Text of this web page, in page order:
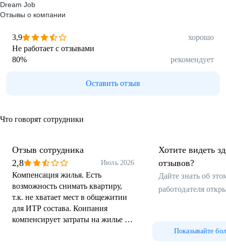
Dream Job
Отзывы о компании
3,9
хорошо
Не работает с отзывами
80% рекомендует
Оставить отзыв
Что говорят сотрудники
Отзыв сотрудника
2,8
Июль 2026
Компенсация жилья. Есть
возможность снимать квартиру,
т.к. не хватает мест в общежитии
для ИТР состава. Коипания
компенсирует затраты на жилье в
Хотите видеть
отзывов?
Дайте знать об
работодателя
Показывайте